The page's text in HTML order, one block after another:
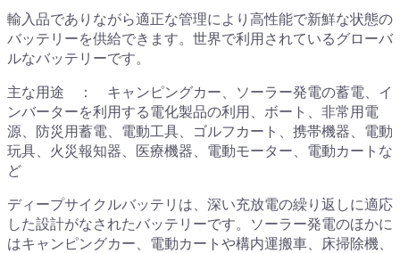
輸入品でありながら適正な管理により高性能で新鮮な状態の
バッテリーを供給できます。世界で利用されているグローバ
ルなバッテリーです。
主な用途 ： キャンピングカー、ソーラー発電の蓄電、イ
ンバーターを利用する電化製品の利用、ボート、非常用電
源、防災用蓄電、電動工具、ゴルフカート、携帯機器、電動
玩具、火災報知器、医療機器、電動モーター、電動カートな
ど
ディープサイクルバッテリは、深い充放電の繰り返しに適応
した設計がなされたバッテリーです。ソーラー発電のほかに
はキャンピングカー、電動カートや構内運搬車、床掃除機、